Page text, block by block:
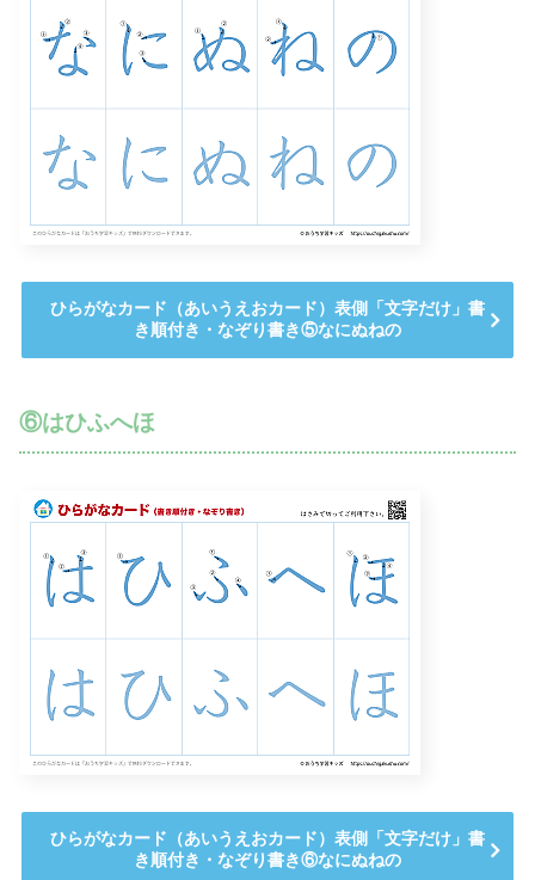
ひらがなカード（あいうえおカード）表側「文字だけ」書
き順付き・なぞり書き⑤なにぬねの
⑥はひふへほ
ひらがなカード（あいうえおカード）表側「文字だけ」書
き順付き・なぞり書き⑥なにぬねの